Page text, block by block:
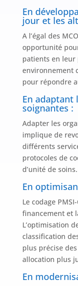
En
jour et les
A l’égal des
opportunité
patients en
environnement
pour répondre
En adaptant
soignantes :
Adapter les
implique de
différents
protocoles de
d’unité de soins.
En
Le codage
financement et
L’optimisation
classification
plus précise
allocation plus
En